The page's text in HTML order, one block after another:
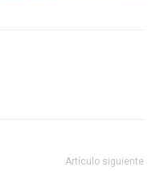
Artículo siguiente